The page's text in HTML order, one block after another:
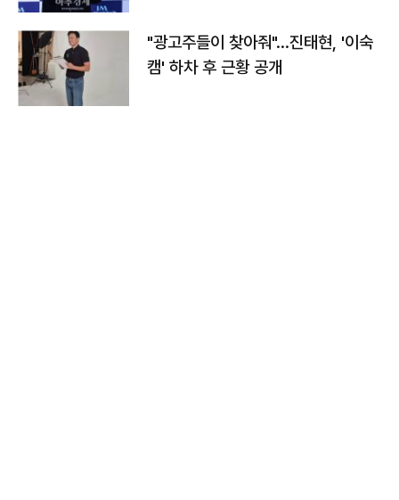
"광고주들이 찾아줘"…진태현, '이숙
캠' 하차 후 근황 공개